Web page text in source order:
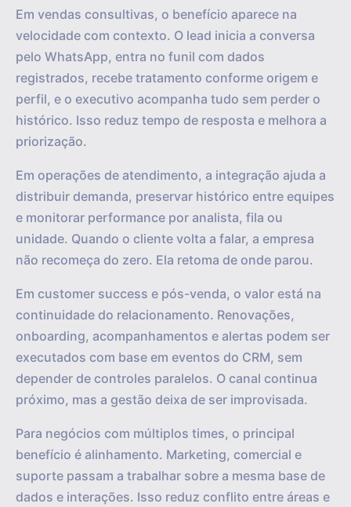
Em vendas consultivas, o benefício aparece na
velocidade com contexto. O lead inicia a conversa
pelo WhatsApp, entra no funil com dados
registrados, recebe tratamento conforme origem e
perfil, e o executivo acompanha tudo sem perder o
histórico. Isso reduz tempo de resposta e melhora a
priorização.
Em operações de atendimento, a integração ajuda a
distribuir demanda, preservar histórico entre equipes
e monitorar performance por analista, fila ou
unidade. Quando o cliente volta a falar, a empresa
não recomeça do zero. Ela retoma de onde parou.
Em customer success e pós-venda, o valor está na
continuidade do relacionamento. Renovações,
onboarding, acompanhamentos e alertas podem ser
executados com base em eventos do CRM, sem
depender de controles paralelos. O canal continua
próximo, mas a gestão deixa de ser improvisada.
Para negócios com múltiplos times, o principal
benefício é alinhamento. Marketing, comercial e
suporte passam a trabalhar sobre a mesma base de
dados e interações. Isso reduz conflito entre áreas e